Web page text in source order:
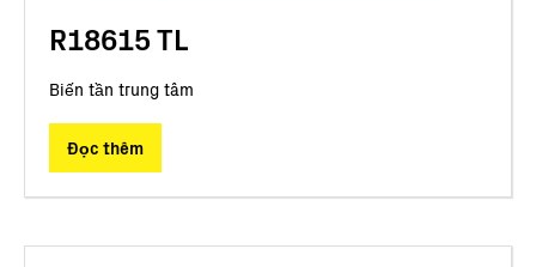
R18615 TL
Biến tần trung tâm
Đọc thêm